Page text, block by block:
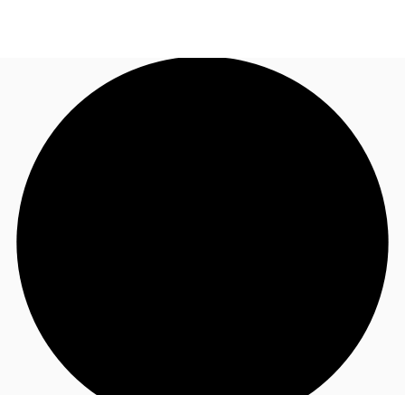
Blog
Données marchés
Appelez maintenant